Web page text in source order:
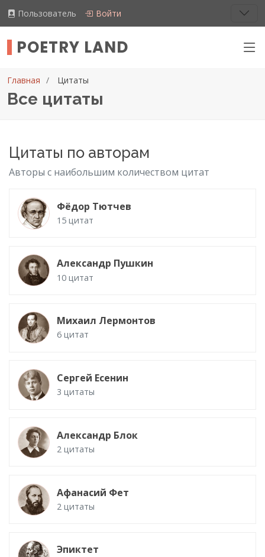
Пользователь Войти
POETRY LAND
Главная Цитаты
Все цитаты
Цитаты по авторам
Авторы с наибольшим количеством цитат
Фёдор Тютчев
15 цитат
Александр Пушкин
10 цитат
Михаил Лермонтов
6 цитат
Сергей Есенин
3 цитаты
Александр Блок
2 цитаты
Афанасий Фет
2 цитаты
Эпиктет